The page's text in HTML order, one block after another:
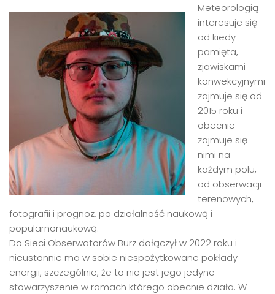
Meteorologią
interesuje się
od kiedy
pamięta,
zjawiskami
konwekcyjnymi
zajmuje się od
2015 roku i
obecnie
zajmuje się
nimi na
każdym polu,
od obserwacji
terenowych,
fotografii i prognoz, po działalność naukową i
popularnonaukową.
Do Sieci Obserwatorów Burz dołączył w 2022 roku i
nieustannie ma w sobie niespożytkowane pokłady
energii, szczególnie, że to nie jest jego jedyne
stowarzyszenie w ramach którego obecnie działa. W